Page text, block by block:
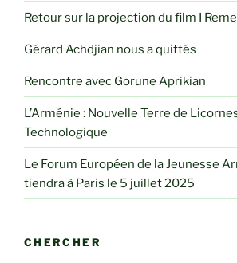
Retour sur la projection du film I
Gérard Achdjian nous a quittés
Rencontre avec Gorune Aprikian
L’Arménie : Nouvelle Terre de
Technologique
Le Forum Européen de la Jeunesse
tiendra à Paris le 5 juillet 2025
CHERCHER